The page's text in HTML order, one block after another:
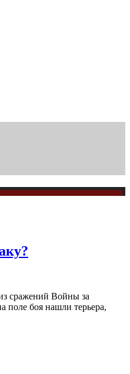
сражений Войны за
поле боя нашли терьера,